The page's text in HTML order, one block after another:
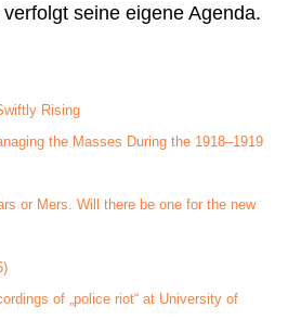
seine eigene Agenda.
Rising
the Masses During the 1918–1919
or Mers. Will there be one for the new
of „police riot“ at University of